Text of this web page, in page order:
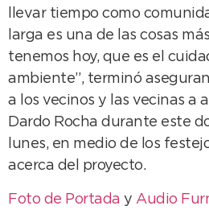
llevar tiempo como
larga es una de las cosas
tenemos hoy, que es el
ambiente”, terminó
a los vecinos y las vecinas a
Dardo Rocha durante este
lunes, en medio de los
acerca del proyecto.
Foto de Portada y Audio